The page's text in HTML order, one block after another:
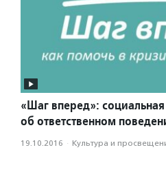
«Шаг вперед»:
об ответственном
19.10.2016 · Культура и